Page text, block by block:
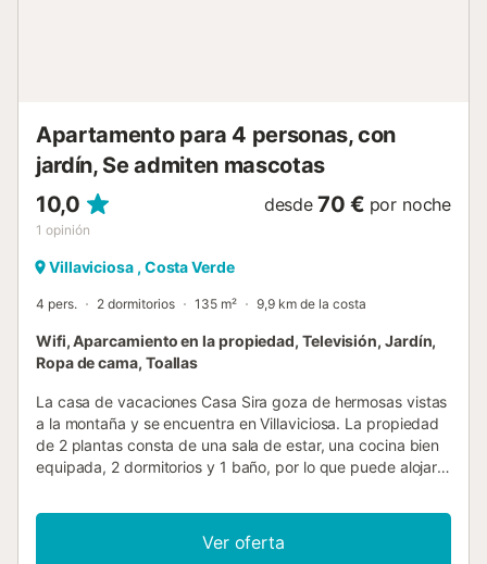
Apartamento para 4 personas, con
jardín, Se admiten mascotas
10,0
1 opinión
desde 70 € por noche
Villaviciosa , Costa Verde
4 pers. 2 dormitorios 135 m² 9,9 km de la costa
Wifi, Aparcamiento en la propiedad, Televisión, Jardín,
Ropa de cama, Toallas
La casa de vacaciones Casa Sira goza de hermosas vistas
a la montaña y se encuentra en Villaviciosa. La propiedad
de 2 plantas consta de una sala de estar, una cocina bien
equipada, 2 dormitorios y 1 baño, por lo que puede alojar a
velocidad (apto para videollamadas) con un espacio de
trabajo dedicado a la oficina en casa, una televisión y una
lavadora. También hay disponible una cuna y una trona.
Ver oferta